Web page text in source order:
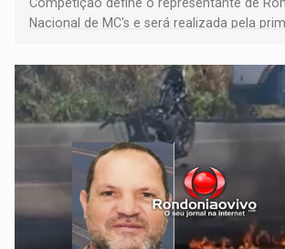
Competição define o representante de
Nacional de MC's e será realizada pela